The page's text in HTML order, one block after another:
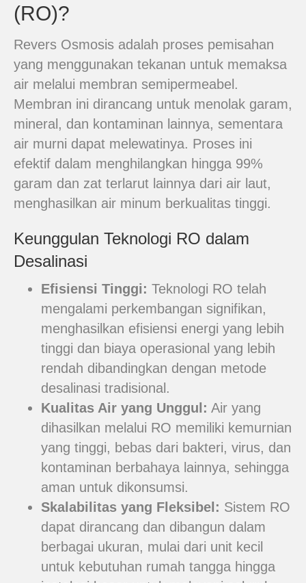
(RO)?
Revers Osmosis adalah proses pemisahan
yang menggunakan tekanan untuk memaksa
air melalui membran semipermeabel.
Membran ini dirancang untuk menolak garam,
mineral, dan kontaminan lainnya, sementara
air murni dapat melewatinya. Proses ini
efektif dalam menghilangkan hingga 99%
garam dan zat terlarut lainnya dari air laut,
menghasilkan air minum berkualitas tinggi.
Keunggulan Teknologi RO dalam
Desalinasi
Efisiensi Tinggi: Teknologi RO telah
mengalami perkembangan signifikan,
menghasilkan efisiensi energi yang lebih
tinggi dan biaya operasional yang lebih
rendah dibandingkan dengan metode
desalinasi tradisional.
Kualitas Air yang Unggul: Air yang
dihasilkan melalui RO memiliki kemurnian
yang tinggi, bebas dari bakteri, virus, dan
kontaminan berbahaya lainnya, sehingga
aman untuk dikonsumsi.
Skalabilitas yang Fleksibel: Sistem RO
dapat dirancang dan dibangun dalam
berbagai ukuran, mulai dari unit kecil
untuk kebutuhan rumah tangga hingga